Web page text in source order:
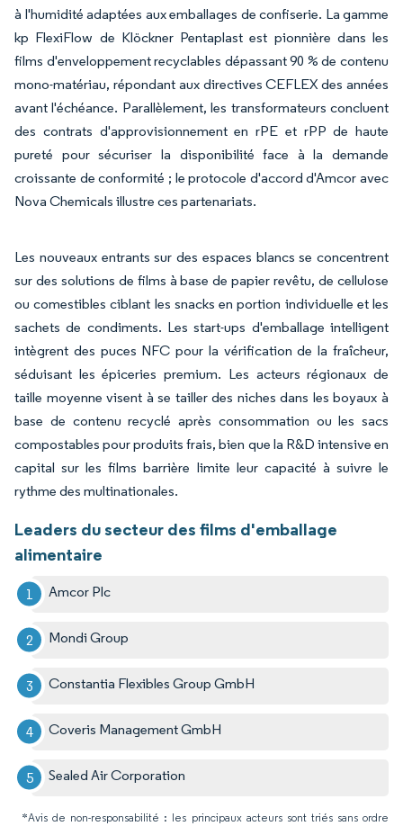
à l'humidité adaptées aux emballages de confiserie. La gamme
kp FlexiFlow de Klöckner Pentaplast est pionnière dans les
films d'enveloppement recyclables dépassant 90 % de contenu
mono-matériau, répondant aux directives CEFLEX des années
avant l'échéance. Parallèlement, les transformateurs concluent
des contrats d'approvisionnement en rPE et rPP de haute
pureté pour sécuriser la disponibilité face à la demande
croissante de conformité ; le protocole d'accord d'Amcor avec
Nova Chemicals illustre ces partenariats.
Les nouveaux entrants sur des espaces blancs se concentrent
sur des solutions de films à base de papier revêtu, de cellulose
ou comestibles ciblant les snacks en portion individuelle et les
sachets de condiments. Les start-ups d'emballage intelligent
intègrent des puces NFC pour la vérification de la fraîcheur,
séduisant les épiceries premium. Les acteurs régionaux de
taille moyenne visent à se tailler des niches dans les boyaux à
base de contenu recyclé après consommation ou les sacs
compostables pour produits frais, bien que la R&D intensive en
capital sur les films barrière limite leur capacité à suivre le
rythme des multinationales.
Leaders du secteur des films d'emballage
alimentaire
Amcor Plc
Mondi Group
Constantia Flexibles Group GmbH
Coveris Management GmbH
Sealed Air Corporation
*Avis de non-responsabilité : les principaux acteurs sont triés sans ordre